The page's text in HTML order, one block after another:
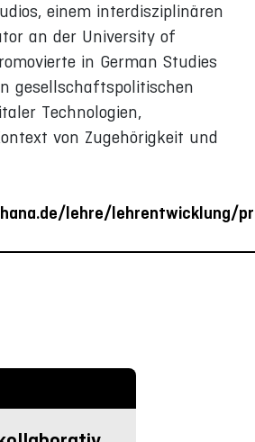
einem interdisziplinären
an der University of
in German Studies
gesellschaftspolitischen
Technologien,
von Zugehörigkeit und
lehre/lehrentwicklung/